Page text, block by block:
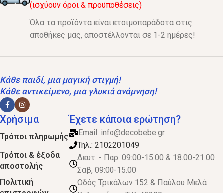
(ισχύουν όροι & προϋποθέσεις)
Όλα τα προϊόντα είναι ετοιμοπαράδοτα στις
αποθήκες μας, αποστέλλονται σε 1-2 ημέρες!
Κάθε παιδί, μια μαγική στιγμή!
Κάθε αντικείμενο, μια γλυκιά ανάμνηση!
Χρήσιμα
Τρόποι πληρωμής
Τρόποι & έξοδα
αποστολής
Πολιτική
Έχετε κάποια ερώτηση?
Email: info@decobebe.gr
Τηλ.: 2102201049
Δευτ. - Παρ. 09:00-15.00 & 18.00-21:00
Σαβ, 09:00-15.00
Οδός Τρικάλων 152 & Παύλου Μελά